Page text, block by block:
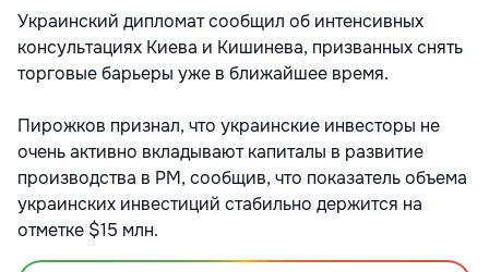
Украинский дипломат сообщил об интенсивных
консультациях Киева и Кишинева, призванных снять
торговые барьеры уже в ближайшее время.
Пирожков признал, что украинские инвесторы не
очень активно вкладывают капиталы в развитие
производства в РМ, сообщив, что показатель объема
украинских инвестиций стабильно держится на
отметке $15 млн.